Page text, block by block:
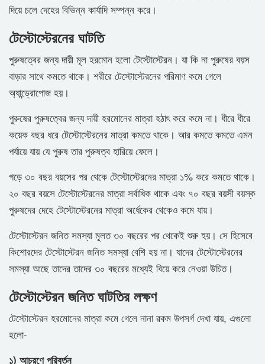
দিয়ে চলে দেহের বিভিন্ন কার্যাদি সম্পন্ন করে।
টেস্টোস্টেরনের ঘাটতি
পুরুষত্বের জন্য দায়ী মূল হরমোন হলো টেস্টোস্টেরন। যা কি না পুরুষের বয়স
বাড়ার সাথে কমতে থাকে। শরীরে টেস্টোস্টেরনের পরিমাণ কমে গেলে
অ্যান্ড্রোপোজ হয়।
পুরুষের পুরুষত্বের জন্য দায়ী হরমোনের মাত্রা হঠাৎ করে কমে না। ধীরে ধীরে
কয়েক বছর ধরে টেস্টোস্টেরনের মাত্রা কমতে থাকে। আর কমতে কমতে এমন
পর্যায়ে যায় যে পুরুষ তার পুরুষত্ব হারিয়ে ফেলে।
গড়ে ৩০ বছর বয়সের পর থেকে টেস্টোস্টেরনের মাত্রা ১% করে কমতে থাকে।
২০ বছর বয়সে টেস্টোস্টেরনের মাত্রা সর্বাধিক থাকে এবং ৭০ বছর বয়সী বয়স্ক
পুরুষদের দেহে টেস্টোস্টেরনের মাত্রা অর্ধেকের থেকেও কমে যায়।
টেস্টোস্টেরন জনিত সমস্যা মূলত ৩০ বছরের পর থেকেই শুরু হয়। সে হিসেবে
কিশোরদের টেস্টোস্টেরন জনিত সমস্যা বেশি হয় না। যাদের টেস্টোস্টেরনের
সমস্যা আছে তাদের তাদের ৩০ বছরের মধ্যেই বিয়ে করে নেওয়া উচিত।
টেস্টোস্টেরন জনিত ঘাটতির লক্ষণ
টেস্টোস্টেরন হরমোনের মাত্রা কমে গেলে নানা রকম উপসর্গ দেখা যায়, এগুলো
হলো-
১) আচরণে পরিবর্তন